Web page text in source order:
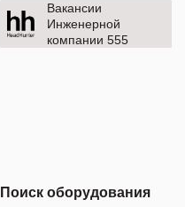
Вакансии
Инженерной
компании 555
Поиск оборудования